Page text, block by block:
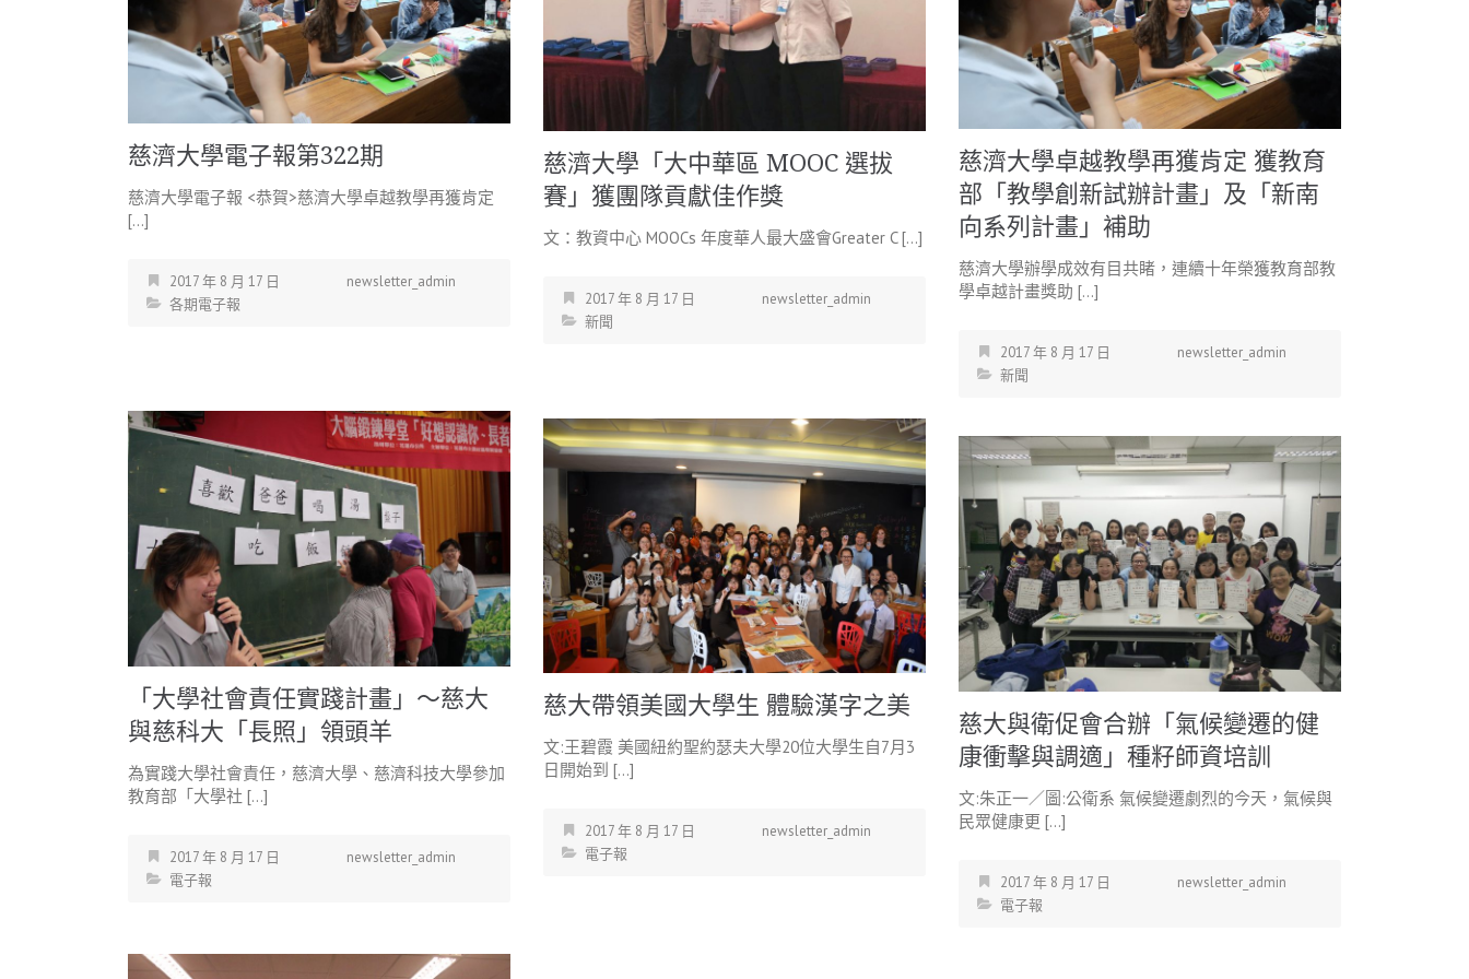
慈濟大學電子報第322期
慈濟大學電子報 <恭賀>慈濟大學卓越教學再獲肯定
[…]
2017 年 8 月 17 日
newsletter_admin
各期電子報
慈濟大學「大中華區 MOOC 選拔
賽」獲團隊貢獻佳作獎
文：教資中心 MOOCs 年度華人最大盛會Greater C […]
2017 年 8 月 17 日
newsletter_admin
新聞
慈濟大學卓越教學再獲肯定 獲教育
部「教學創新試辦計畫」及「新南
向系列計畫」補助
慈濟大學辦學成效有目共睹，連續十年榮獲教育部教
學卓越計畫獎助 […]
2017 年 8 月 17 日
newsletter_admin
新聞
「大學社會責任實踐計畫」～慈大
與慈科大「長照」領頭羊
為實踐大學社會責任，慈濟大學、慈濟科技大學參加
教育部「大學社 […]
2017 年 8 月 17 日
newsletter_admin
電子報
慈大帶領美國大學生 體驗漢字之美
文:王碧霞 美國紐約聖約瑟夫大學20位大學生自7月3
日開始到 […]
2017 年 8 月 17 日
newsletter_admin
電子報
慈大與衛促會合辦「氣候變遷的健
康衝擊與調適」種籽師資培訓
文:朱正一／圖:公衛系 氣候變遷劇烈的今天，氣候與
民眾健康更 […]
2017 年 8 月 17 日
newsletter_admin
電子報